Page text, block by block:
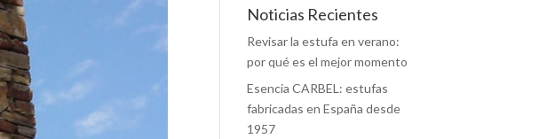
Noticias Recientes
Revisar la estufa en verano:
por qué es el mejor momento
Esencia CARBEL: estufas
fabricadas en España desde
1957